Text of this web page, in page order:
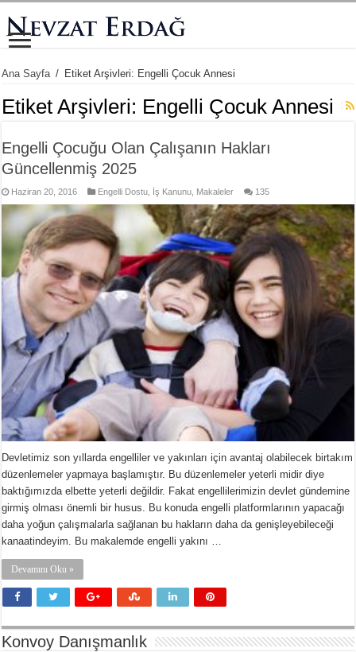
Ana Sayfa / Etiket Arşivleri: Engelli Çocuk Annesi
Etiket Arşivleri: Engelli Çocuk Annesi
Engelli Çocuğu Olan Çalışanın Hakları
Güncellenmiş 2025
Haziran 20, 2016 Engelli Dostu İş Kanunu Makaleler 135
Devletimiz son yıllarda engelliler ve yakınları için avantaj olabilecek birtakım
düzenlemeler yapmaya başlamıştır. Bu düzenlemeler yeterli midir diye
baktığımızda elbette yeterli değildir. Fakat engellilerimizin devlet gündemine
girmiş olması önemli bir husus. Bu konuda engelli platformlarının yapacağı
daha yoğun çalışmalarla sağlanan bu hakların daha da genişleyebileceği
kanaatindeyim. Bu makalemde engelli yakını …
Devamını Oku »
Konvoy Danışmanlık